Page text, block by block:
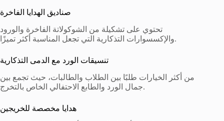
صناديق الهدايا الفاخرة
تحتوي على تشكيلة من الشوكولاتة الفاخرة والورود
والإكسسوارات التذكارية التي تجعل المناسبة أكثر تميزًا.
تنسيقات الورد مع الدمى التذكارية
من أكثر الخيارات طلبًا بين الطلاب والطالبات، حيث تجمع بين
جمال الورد والطابع الاحتفالي الخاص بالتخرج.
هدايا مخصصة للخريجين